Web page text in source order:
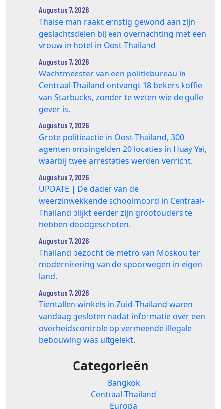
Augustus 7, 2026
Thaise man raakt ernstig gewond aan zijn
geslachtsdelen bij een overnachting met een
vrouw in hotel in Oost-Thailand
Augustus 7, 2026
Wachtmeester van een politiebureau in
Centraal-Thailand ontvangt 18 bekers koffie
van Starbucks, zonder te weten wie de gulle
gever is.
Augustus 7, 2026
Grote politieactie in Oost-Thailand, 300
agenten omsingelden 20 locaties in Huay Yai,
waarbij twee arrestaties werden verricht.
Augustus 7, 2026
UPDATE | De dader van de
weerzinwekkende schoolmoord in Centraal-
Thailand blijkt eerder zijn grootouders te
hebben doodgeschoten.
Augustus 7, 2026
Thailand bezocht de metro van Moskou ter
modernisering van de spoorwegen in eigen
land.
Augustus 7, 2026
Tientallen winkels in Zuid‑Thailand waren
vandaag gesloten nadat informatie over een
overheidscontrole op vermeende illegale
bebouwing was uitgelekt.
Categorieën
Bangkok
Centraal Thailand
Europa